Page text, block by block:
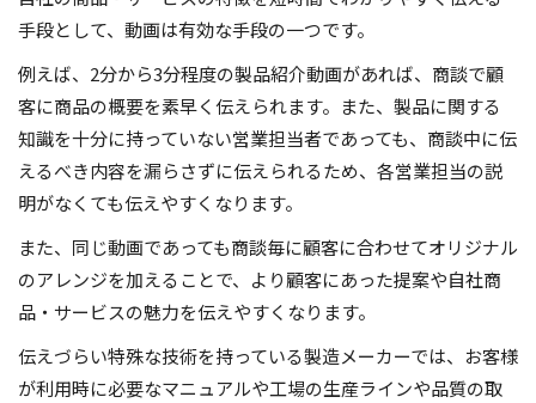
手段として、動画は有効な手段の一つです。
例えば、2分から3分程度の製品紹介動画があれば、商談で顧
客に商品の概要を素早く伝えられます。また、製品に関する
知識を十分に持っていない営業担当者であっても、商談中に伝
えるべき内容を漏らさずに伝えられるため、各営業担当の説
明がなくても伝えやすくなります。
また、同じ動画であっても商談毎に顧客に合わせてオリジナル
のアレンジを加えることで、より顧客にあった提案や自社商
品・サービスの魅力を伝えやすくなります。
伝えづらい特殊な技術を持っている製造メーカーでは、お客様
が利用時に必要なマニュアルや工場の生産ラインや品質の取